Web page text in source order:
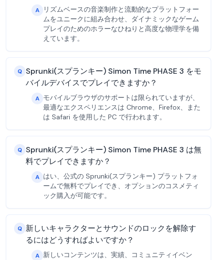
A
リズムベースの音楽制作と流動的なプラットフォー
ムをユニークに組み合わせ、ダイナミックなゲーム
プレイのためのホラーなひねりと高度な物理学を備
えています。
Q Sprunki(スプランキー) Simon Time PHASE 3 をモ
バイルデバイスでプレイできますか？
A モバイルブラウザのサポートは限られていますが、
最適なエクスペリエンスは Chrome、Firefox、また
は Safari を使用した PC で行われます。
Q Sprunki(スプランキー) Simon Time PHASE 3 は無
料でプレイできますか？
A はい、公式の Sprunki(スプランキー) プラットフォ
ームで無料でプレイでき、オプションのコスメティ
ック購入が可能です。
Q 新しいキャラクターとサウンドのロックを解除す
るにはどうすればよいですか？
A 新しいコンテンツは、実績、コミュニティイベン